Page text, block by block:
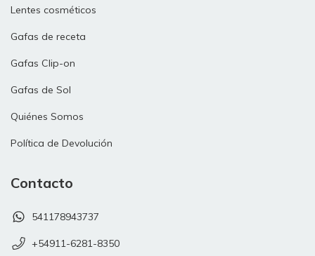
Lentes cosméticos
Gafas de receta
Gafas Clip-on
Gafas de Sol
Quiénes Somos
Política de Devolución
Contacto
541178943737
+54911-6281-8350